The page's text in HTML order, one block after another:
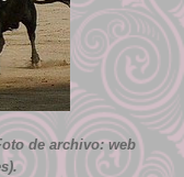
de archivo: web